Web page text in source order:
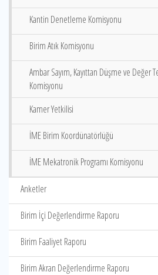
Kantin Denetleme Komisyonu
Birim Atık Komisyonu
Ambar Sayım, Kayıttan Düşme ve Değer
Komisyonu
Kamer Yetkilisi
İME Birim Koordünatörlüğü
İME Mekatronik Programı Komisyonu
Anketler
Birim İçi Değerlendirme Raporu
Birim Faaliyet Raporu
Birim Akran Değerlendirme Raporu